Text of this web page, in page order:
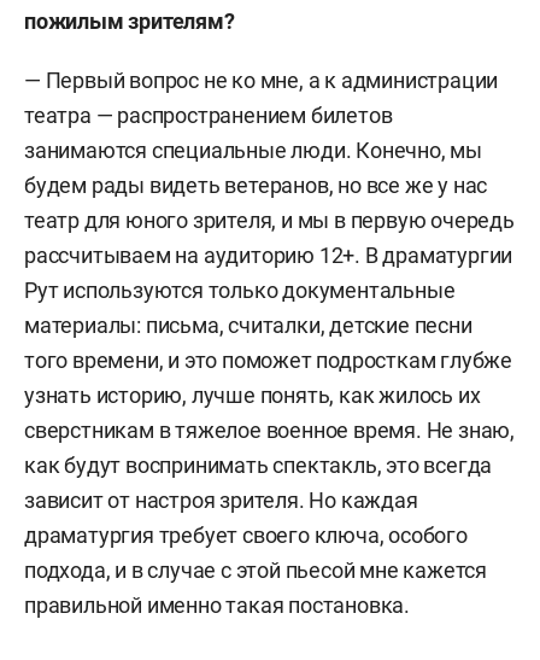
пожилым зрителям?
— Первый вопрос не ко мне, а к администрации
театра — распространением билетов
занимаются специальные люди. Конечно, мы
будем рады видеть ветеранов, но все же у нас
театр для юного зрителя, и мы в первую очередь
рассчитываем на аудиторию 12+. В драматургии
Рут используются только документальные
материалы: письма, считалки, детские песни
того времени, и это поможет подросткам глубже
узнать историю, лучше понять, как жилось их
сверстникам в тяжелое военное время. Не знаю,
как будут воспринимать спектакль, это всегда
зависит от настроя зрителя. Но каждая
драматургия требует своего ключа, особого
подхода, и в случае с этой пьесой мне кажется
правильной именно такая постановка.